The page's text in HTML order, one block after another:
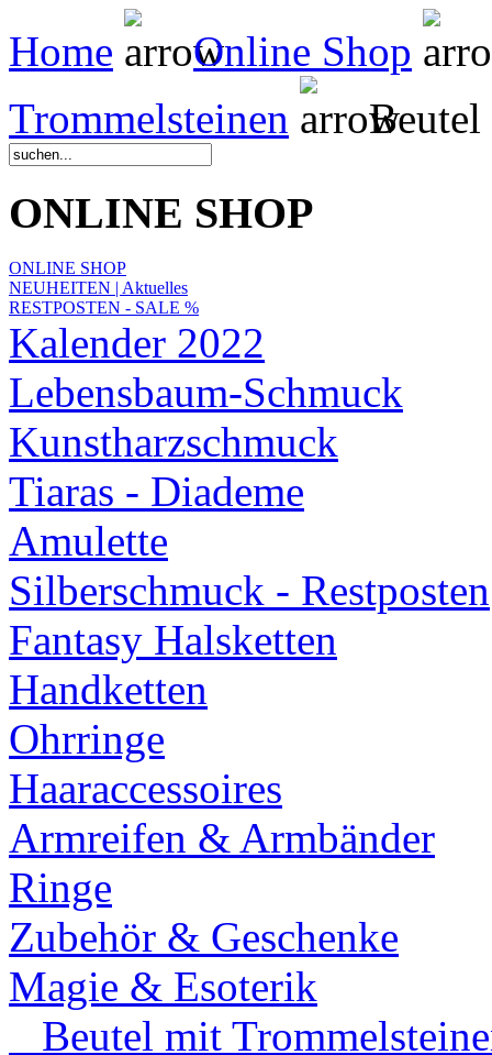
Home
Online Shop
Trommelsteinen
Beutel
ONLINE SHOP
ONLINE SHOP
NEUHEITEN | Aktuelles
RESTPOSTEN - SALE %
Kalender 2022
Lebensbaum-Schmuck
Kunstharzschmuck
Tiaras - Diademe
Amulette
Silberschmuck - Restposten
Fantasy Halsketten
Handketten
Ohrringe
Haaraccessoires
Armreifen & Armbänder
Ringe
Zubehör & Geschenke
Magie & Esoterik
Beutel mit